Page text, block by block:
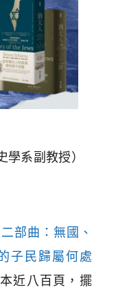
系副教授）
二部曲：無國、
子民歸屬何處
近八百頁，擺